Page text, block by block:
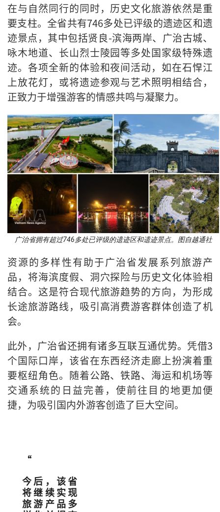
在与自然同行的同时，历史文化旅游依然是重
要支柱。全省共有746多处已评级的遗迹区和遗
迹景点，其中包括贤良-滨海两岸、广治古城、
咏木地道、长山烈士陵园等多处国家级特殊遗
迹。各项全新的体验和夜间活动，如在石悍江
上放花灯，或将遗迹参观与艺术照明相结合，
正致力于增强游客的情感共鸣与凝聚力。
广治省拥有超过746多处已评级的遗迹区和遗迹景点。图自越通社
资源的多样性有助于广治省发展系列旅游产
品，将海滨度假、洞穴探险与历史文化体验相
结合。这是符合现代旅游趋势的方向，为形成
长途旅游路线，吸引高消费游客群体创造了机
会。
此外，广治省还拥有诸多互联互通优势。凭借3
个国际口岸，该省在东西经济走廊上扮演着重
要枢纽角色。随着公路、铁路、海运和机场等
交通系统的日益完善，使前往目的地更加便
捷，为吸引国内外游客创造了巨大空间。
“
今后，该省
将继续实现
旅游产品多